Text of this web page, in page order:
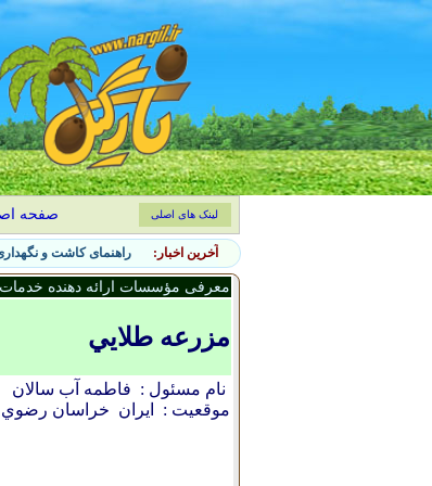
صفحه لینک های اصلی
آخرین اخبار: راهنمای کاشت و
معرفی مؤسسات ارائه دهنده
مزرعه طلايي
نام مسئول : فاطمه آب سالان
موقعیت :
ایران خراسان رضوي